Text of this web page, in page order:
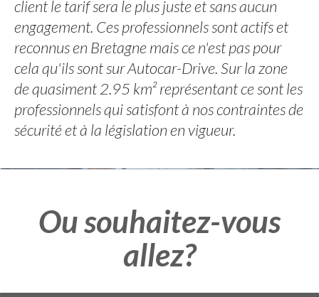
client le tarif sera le plus juste et sans aucun
engagement. Ces professionnels sont actifs et
reconnus en Bretagne mais ce n'est pas pour
cela qu'ils sont sur Autocar-Drive. Sur la zone
de quasiment 2.95 km² représentant ce sont les
professionnels qui satisfont à nos contraintes de
sécurité et à la législation en vigueur.
Ou souhaitez-vous
allez?